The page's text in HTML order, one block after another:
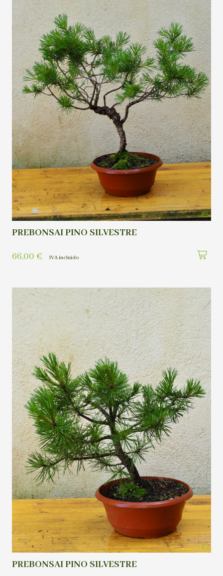
PREBONSAI PINO SILVESTRE
66,00 € IVA incluído
PREBONSAI PINO SILVESTRE